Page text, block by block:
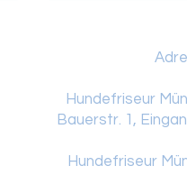
Hundefriseur
Bauerstr. 1,
Hundefriseur